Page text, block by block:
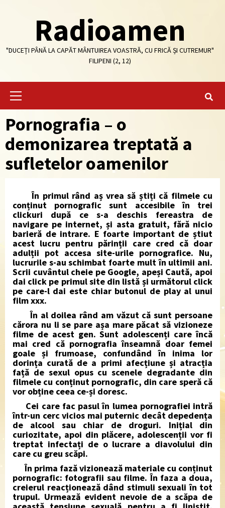
Radioamen
"DUCEȚI PÂNĂ LA CAPĂT MÂNTUIREA VOASTRĂ, CU FRICĂ ȘI CUTREMUR"
FILIPENI (2, 12)
Primary
Pornografia – o
demonizarea treptată a
sufletelor oamenilor
În primul rând aș vrea să știți că filmele cu
conținut pornografic sunt accesibile în trei
clickuri după ce s-a deschis fereastra de
navigare pe internet, și asta gratuit, fără nicio
barieră de intrare. E foarte important de știut
acest lucru pentru părinții care cred că doar
adulții pot accesa site-urile pornografice. Nu,
lucrurile s-au schimbat foarte mult în ultimii ani.
Scrii cuvântul cheie pe Google, apeși Caută, apoi
dai click pe primul site din listă și următorul click
pe care-l dai este chiar butonul de play al unui
film xxx.
În al doilea rând am văzut că sunt persoane
cărora nu li se pare așa mare păcat să vizioneze
filme de acest gen. Sunt adolescenți care încă
mai cred că pornografia înseamnă doar femei
goale și frumoase, confundând în inima lor
dorința curată de a primi afecțiune și atracția
față de sexul opus cu scenele degradante din
filmele cu conținut pornografic, din care speră că
vor obține ceea ce-și doresc.
Cei care fac pasul în lumea pornografiei intră
într-un cerc vicios mai puternic decât depedența
de alcool sau chiar de droguri. Inițial din
curiozitate, apoi din plăcere, adolescenții vor fi
treptat infectați de o lucrare a diavolului din
care cu greu scăpi.
În prima fază vizionează materiale cu conținut
pornografic: fotografii sau filme. În faza a doua,
creierul reacționează dând stimuli sexuali în tot
trupul. Urmează evident nevoie de a scăpa de